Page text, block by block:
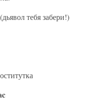
тебя забери!)